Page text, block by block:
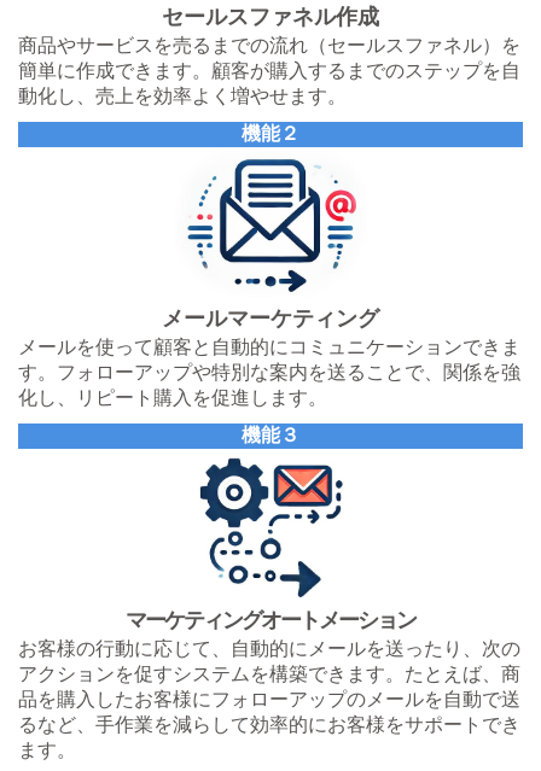
セールスファネル作成
商品やサービスを売るまでの流れ（セールスファネル）を
簡単に作成できます。顧客が購入するまでのステップを自
動化し、売上を効率よく増やせます。
機能２
メールマーケティング
メールを使って顧客と自動的にコミュニケーションできま
す。フォローアップや特別な案内を送ることで、関係を強
化し、リピート購入を促進します。
機能３
マーケティングオートメーション
お客様の行動に応じて、自動的にメールを送ったり、次の
アクションを促すシステムを構築できます。たとえば、商
品を購入したお客様にフォローアップのメールを自動で送
るなど、手作業を減らして効率的にお客様をサポートでき
ます。